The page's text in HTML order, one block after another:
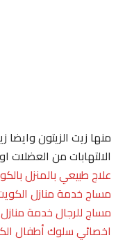
منها زيت الزيتون وايضا
الالتهابات من العضلات
علاج طبيعي بالمنزل
مساج خدمة منازل
مساج للرجال خدمة
اخصائي سلوك أطفال